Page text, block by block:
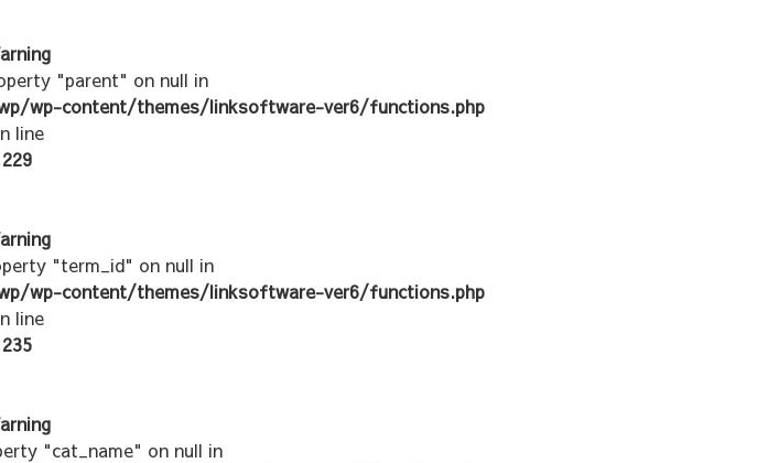
"parent" on null in
wp-content/themes/linksoftware-ver6/functions.php
line
229
"term_id" on null in
wp-content/themes/linksoftware-ver6/functions.php
line
235
"cat_name" on null in